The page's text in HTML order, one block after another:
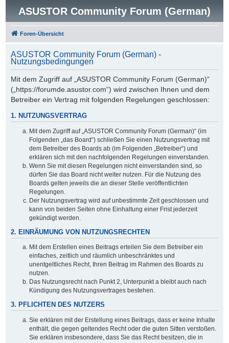
ASUSTOR Community Forum (German)
Foren-Übersicht
ASUSTOR Community Forum (German) -
Nutzungsbedingungen
Mit dem Zugriff auf „ASUSTOR Community Forum (German)“
(„https://forumde.asustor.com“) wird zwischen Ihnen und dem
Betreiber ein Vertrag mit folgenden Regelungen geschlossen:
1. NUTZUNGSVERTRAG
Mit dem Zugriff auf „ASUSTOR Community Forum (German)“ (im
Folgenden „das Board“) schließen Sie einen Nutzungsvertrag mit
dem Betreiber des Boards ab (im Folgenden „Betreiber“) und
erklären sich mit den nachfolgenden Regelungen einverstanden.
Wenn Sie mit diesen Regelungen nicht einverstanden sind, so
dürfen Sie das Board nicht weiter nutzen. Für die Nutzung des
Boards gelten jeweils die an dieser Stelle veröffentlichten
Regelungen.
Der Nutzungsvertrag wird auf unbestimmte Zeit geschlossen und
kann von beiden Seiten ohne Einhaltung einer Frist jederzeit
gekündigt werden.
2. EINRÄUMUNG VON NUTZUNGSRECHTEN
Mit dem Erstellen eines Beitrags erteilen Sie dem Betreiber ein
einfaches, zeitlich und räumlich unbeschränktes und
unentgeltliches Recht, Ihren Beitrag im Rahmen des Boards zu
nutzen.
Das Nutzungsrecht nach Punkt 2, Unterpunkt a bleibt auch nach
Kündigung des Nutzungsvertrages bestehen.
3. PFLICHTEN DES NUTZERS
Sie erklären mit der Erstellung eines Beitrags, dass er keine Inhalte
enthält, die gegen geltendes Recht oder die guten Sitten verstoßen.
Sie erklären insbesondere, dass Sie das Recht besitzen, die in